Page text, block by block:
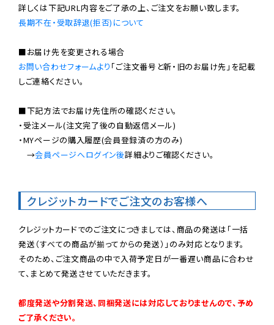
長期不在・受取辞退(拒否)について
お問い合わせフォームより 「ご注文番号と新・旧のお届け先」を記載
しご連絡ください。
■下記方法でお届け先住所の確認ください。
・受注メール(注文完了後の自動返信メール)
・MYページの購入履歴(会員登録済の方のみ)
→会員ページへログイン後詳細よりご確認ください。
クレジットカードでご注文のお客様へ
クレジットカードでのご注文につきましては、商品の発送は「一括
発送（すべての商品が揃ってからの発送）」のみ対応となります。
そのため、ご注文商品の中で入荷予定日が一番遅い商品に合わせ
て、まとめて発送させていただきます。
都度発送や分割発送、同梱発送には対応しておりませんので、予め
ご了承ください。